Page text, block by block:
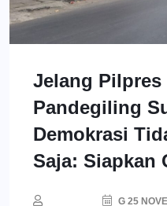
Jelang Pilpres
Pandegiling
Demokrasi
Saja: Siapkan
G 25